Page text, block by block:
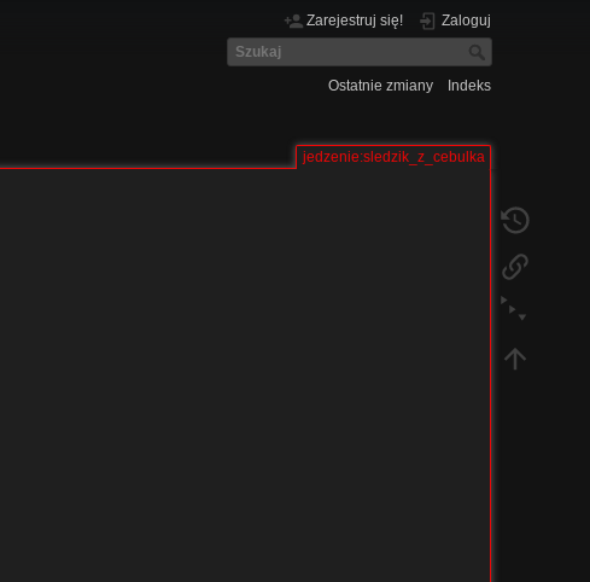
Zarejestruj się! Zaloguj
Ostatnie zmiany Indeks
jedzenie:sledzik_z_cebulka